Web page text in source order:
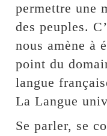
permettre une
des peuples.
nous amène à
point du
langue
La Langue
Se parler, se